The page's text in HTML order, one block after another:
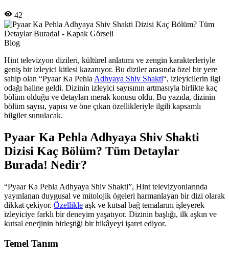
42
Blog
Hint televizyon dizileri, kültürel anlatımı ve zengin karakterleriyle
geniş bir izleyici kitlesi kazanıyor. Bu diziler arasında özel bir yere
sahip olan “Pyaar Ka Pehla Adhyaya Shiv Shakti“, izleyicilerin ilgi
odağı haline geldi. Dizinin izleyici sayısının artmasıyla birlikte kaç
bölüm olduğu ve detayları merak konusu oldu. Bu yazıda, dizinin
bölüm sayısı, yapısı ve öne çıkan özellikleriyle ilgili kapsamlı
bilgiler sunulacak.
Pyaar Ka Pehla Adhyaya Shiv Shakti
Dizisi Kaç Bölüm? Tüm Detaylar
Burada! Nedir?
“Pyaar Ka Pehla Adhyaya Shiv Shakti”, Hint televizyonlarında
yayınlanan duygusal ve mitolojik ögeleri harmanlayan bir dizi olarak
dikkat çekiyor. Özellikle aşk ve kutsal bağ temalarını işleyerek
izleyiciye farklı bir deneyim yaşatıyor. Dizinin başlığı, ilk aşkın ve
kutsal enerjinin birleştiği bir hikâyeyi işaret ediyor.
Temel Tanım